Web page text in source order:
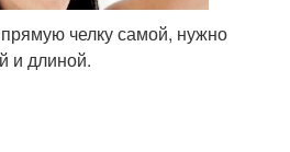
челку самой, нужно
и длиной.